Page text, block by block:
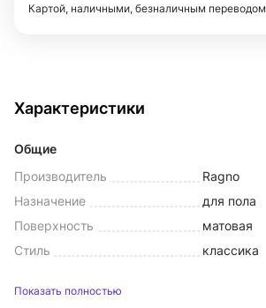
Картой, наличными, безналичным переводом
Характеристики
Общие
Производитель
Ragno
Назначение
для пола
Поверхность
матовая
Стиль
классика
Показать полностью